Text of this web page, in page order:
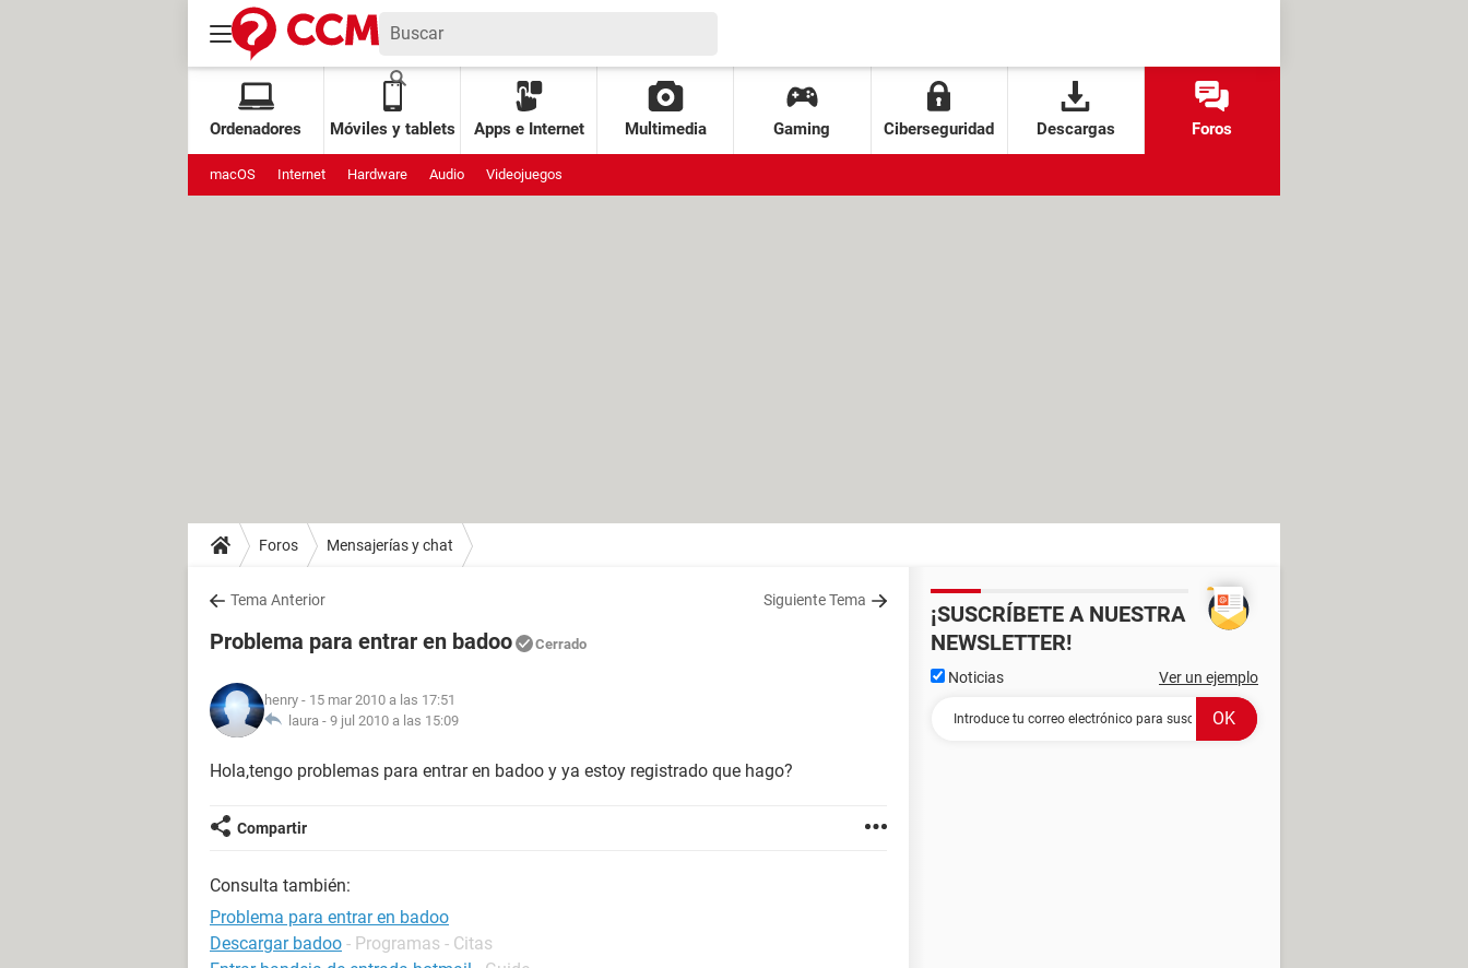
Ordenadores Móviles y tablets Apps e Internet Multimedia Gaming Ciberseguridad Descargas Foros
macOS Internet Hardware Audio Videojuegos
Foros Mensajerías y chat
Tema Anterior Siguiente Tema
Problema para entrar en badoo Cerrado
henry - 15 mar 2010 a las 17:51
laura - 9 jul 2010 a las 15:09
Hola,tengo problemas para entrar en badoo y ya estoy registrado que hago?
Compartir
Consulta también:
Problema para entrar en badoo
Descargar badoo - Programas - Citas
¡SUSCRÍBETE A NUESTRA
NEWSLETTER!
Noticias Ver un ejemplo